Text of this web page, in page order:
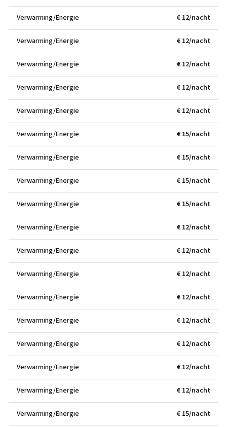
Verwarming/Energie € 12/nacht
Verwarming/Energie € 12/nacht
Verwarming/Energie € 12/nacht
Verwarming/Energie € 12/nacht
Verwarming/Energie € 12/nacht
Verwarming/Energie € 15/nacht
Verwarming/Energie € 15/nacht
Verwarming/Energie € 15/nacht
Verwarming/Energie € 15/nacht
Verwarming/Energie € 12/nacht
Verwarming/Energie € 12/nacht
Verwarming/Energie € 12/nacht
Verwarming/Energie € 12/nacht
Verwarming/Energie € 12/nacht
Verwarming/Energie € 12/nacht
Verwarming/Energie € 12/nacht
Verwarming/Energie € 12/nacht
Verwarming/Energie € 15/nacht